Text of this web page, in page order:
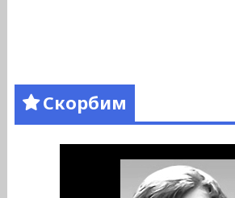
Скорбим